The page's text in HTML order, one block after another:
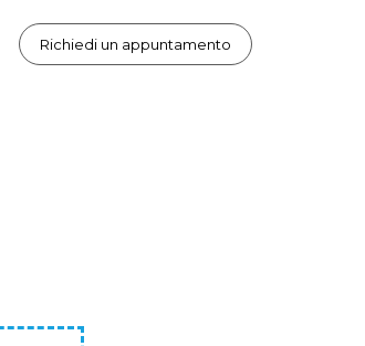
Richiedi un appuntamento